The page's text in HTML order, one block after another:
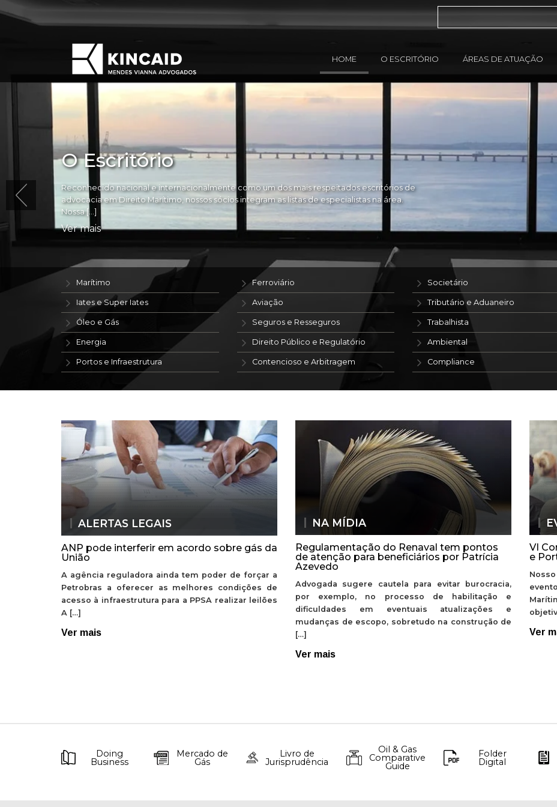
HOME O ESCRITÓRIO ÁREAS DE ATUAÇÃO
O Escritório
Reconhecido nacional e internacionalmente como um dos mais respeitados escritórios de
advocacia em Direito Marítimo, nossos sócios integram as listas de especialistas na área.
Nossa […]
Ver mais
Marítimo
Iates e Super Iates
Óleo e Gás
Energia
Portos e Infraestrutura
Ferroviário
Aviação
Seguros e Resseguros
Direito Público e Regulatório
Contencioso e Arbitragem
Societário
Tributário e Aduaneiro
Trabalhista
Ambiental
Compliance
ALERTAS LEGAIS
ANP pode interferir em acordo sobre gás da
União
A agência reguladora ainda tem poder de forçar a
Petrobras a oferecer as melhores condições de
acesso à infraestrutura para a PPSA realizar leilões
A […]
Ver mais
NA MÍDIA
Regulamentação do Renaval tem pontos
de atenção para beneficiários por Patrícia
Azevedo
Advogada sugere cautela para evitar burocracia,
por exemplo, no processo de habilitação e
dificuldades em eventuais atualizações e
mudanças de escopo, sobretudo na construção de
[…]
Ver mais
VI
e
Ver
Doing
Business
Mercado de
Gás
Livro de
Jurisprudência
Oil & Gas
Comparative
Guide
Folder
Digital